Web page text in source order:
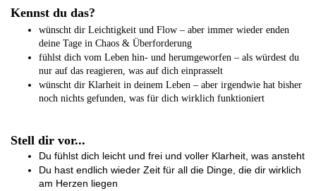
Kennst du das?
wünscht dir Leichtigkeit und Flow – aber immer wieder enden
deine Tage in Chaos & Überforderung
fühlst dich vom Leben hin- und herumgeworfen – als würdest du
nur auf das reagieren, was auf dich einprasselt
wünscht dir Klarheit in deinem Leben – aber irgendwie hat bisher
noch nichts gefunden, was für dich wirklich funktioniert
Stell dir vor...
Du fühlst dich leicht und frei und voller Klarheit, was ansteht
Du hast endlich wieder Zeit für all die Dinge, die dir wirklich
am Herzen liegen